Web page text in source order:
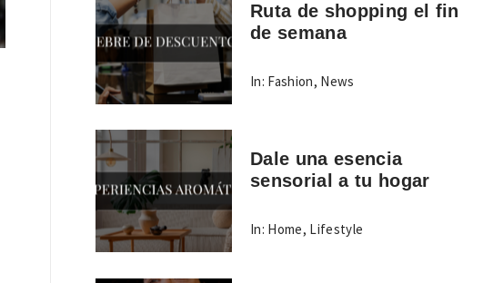
Ruta de shopping el fin
de semana
In: Fashion, News
Dale una esencia
sensorial a tu hogar
In: Home, Lifestyle